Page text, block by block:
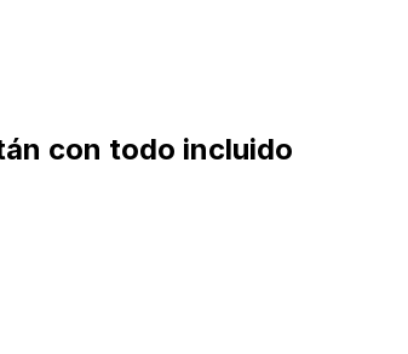
con todo incluido